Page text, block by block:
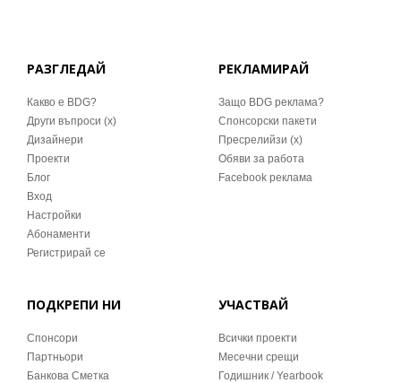
РАЗГЛЕДАЙ
Какво е BDG?
Други въпроси (x)
Дизайнери
Проекти
Блог
Вход
Настройки
Абонаменти
Регистрирай се
РЕКЛАМИРАЙ
Защо BDG реклама?
Спонсорски пакети
Пресрелийзи (x)
Обяви за работа
Facebook реклама
ПОДКРЕПИ НИ
Спонсори
Партньори
Банкова Сметка
УЧАСТВАЙ
Всички проекти
Месечни срещи
Годишник / Yearbook